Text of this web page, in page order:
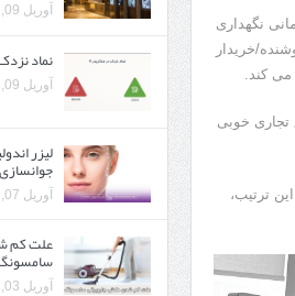
نگهداری
خریدار
کند.
تجاری خوبی
ترتیب،
آوریل 09, 2025
نماد
آوریل 09, 2025
لیزر
آوریل 07, 2025
علت کم
آوریل 03, 2025